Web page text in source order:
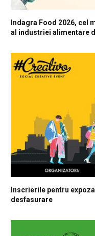
Indagra Food 2026, cel
al industriei alimentare
Inscrierile pentru
desfasurare